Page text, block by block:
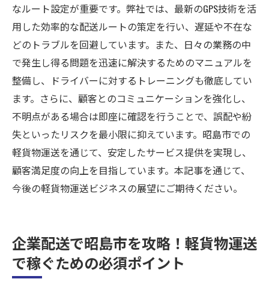
なルート設定が重要です。弊社では、最新のGPS技術を活
用した効率的な配送ルートの策定を行い、遅延や不在な
どのトラブルを回避しています。また、日々の業務の中
で発生し得る問題を迅速に解決するためのマニュアルを
整備し、ドライバーに対するトレーニングも徹底してい
ます。さらに、顧客とのコミュニケーションを強化し、
不明点がある場合は即座に確認を行うことで、誤配や紛
失といったリスクを最小限に抑えています。昭島市での
軽貨物運送を通じて、安定したサービス提供を実現し、
顧客満足度の向上を目指しています。本記事を通じて、
今後の軽貨物運送ビジネスの展望にご期待ください。
企業配送で昭島市を攻略！軽貨物運送
で稼ぐための必須ポイント